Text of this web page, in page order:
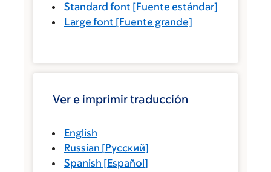
Standard font [Fuente estándar]
Large font [Fuente grande]
Ver e imprimir traducción
English
Russian [Русский]
Spanish [Español]